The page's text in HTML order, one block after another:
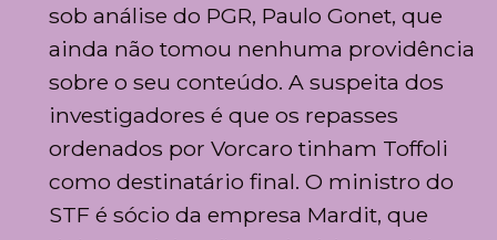
sob análise do PGR, Paulo Gonet, que
ainda não tomou nenhuma providência
sobre o seu conteúdo. A suspeita dos
investigadores é que os repasses
ordenados por Vorcaro tinham Toffoli
como destinatário final. O ministro do
STF é sócio da empresa Mardit, que